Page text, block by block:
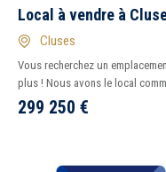
Local à vendre à
Cluses
Vous recherchez un
plus ! Nous avons le local
299 250 €